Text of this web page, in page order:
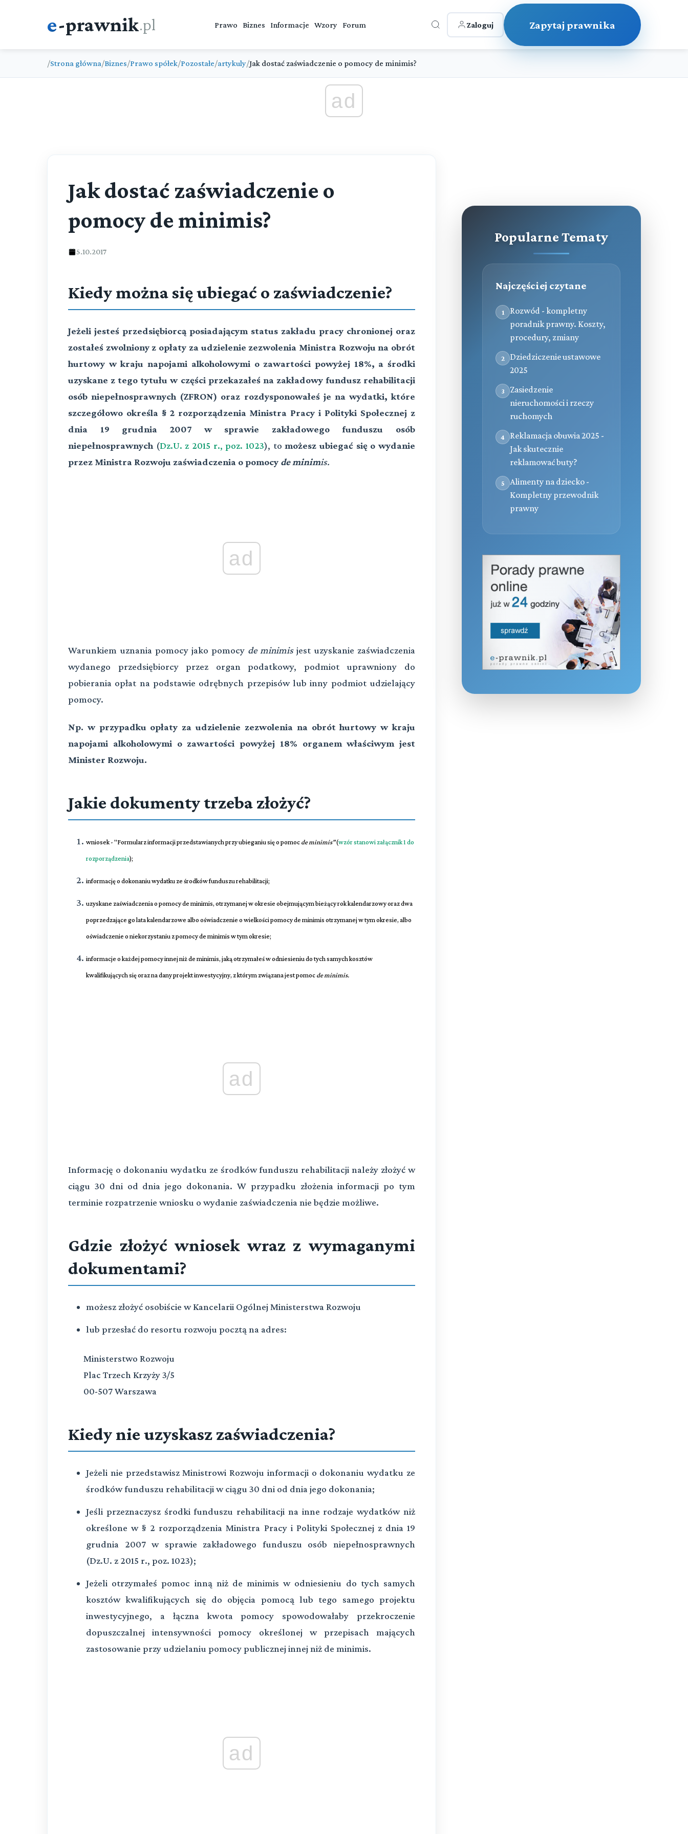
e-prawnik.pl Prawo Biznes Informacje Wzory Forum Zaloguj Zapytaj prawnika
/Strona główna/Biznes/Prawo spółek/Pozostałe/artykuly/Jak dostać zaświadczenie o pomocy de minimis?
ad
Jak dostać zaświadczenie o
pomocy de minimis?
5.10.2017
Kiedy można się ubiegać o zaświadczenie?
Jeżeli jesteś przedsiębiorcą posiadającym status zakładu pracy chronionej oraz
zostałeś zwolniony z opłaty za udzielenie zezwolenia Ministra Rozwoju na obrót
hurtowy w kraju napojami alkoholowymi o zawartości powyżej 18%, a środki
uzyskane z tego tytułu w części przekazałeś na zakładowy fundusz rehabilitacji
osób niepełnosprawnych (ZFRON) oraz rozdysponowałeś je na wydatki, które
szczegółowo określa § 2 rozporządzenia Ministra Pracy i Polityki Społecznej z
dnia 19 grudnia 2007 w sprawie zakładowego funduszu osób
niepełnosprawnych (Dz.U. z 2015 r., poz. 1023), tomożesz ubiegać się o wydanie
przez Ministra Rozwoju zaświadczenia o pomocy de minimis.
ad
Warunkiem uznania pomocy jako pomocy de minimis jest uzyskanie zaświadczenia
wydanego przedsiębiorcy przez organ podatkowy, podmiot uprawniony do
pobierania opłat na podstawie odrębnych przepisów lub inny podmiot udzielający
pomocy.
Np. w przypadku opłaty za udzielenie zezwolenia na obrót hurtowy w kraju
napojami alkoholowymi o zawartości powyżej 18% organem właściwym jest
Minister Rozwoju.
Jakie dokumenty trzeba złożyć?
wniosek - "Formularz informacji przedstawianych przy ubieganiu się o pomoc de minimis"(wzór stanowi załącznik 1 do
rozporządzenia);
informację o dokonaniu wydatku ze środków funduszu rehabilitacji;
uzyskane zaświadczenia o pomocy de minimis, otrzymanej w okresie obejmującym bieżący rok kalendarzowy oraz dwa
poprzedzające go lata kalendarzowe albo oświadczenie o wielkości pomocy de minimis otrzymanej w tym okresie, albo
oświadczenie o niekorzystaniu z pomocy de minimis w tym okresie;
informacje o każdej pomocy innej niż de minimis, jaką otrzymałeś w odniesieniu do tych samych kosztów
kwalifikujących się oraz na dany projekt inwestycyjny, z którym związana jest pomoc de minimis.
ad
Informację o dokonaniu wydatku ze środków funduszu rehabilitacji należy złożyć w
ciągu 30 dni od dnia jego dokonania. W przypadku złożenia informacji po tym
terminie rozpatrzenie wniosku o wydanie zaświadczenia nie będzie możliwe.
Gdzie złożyć wniosek wraz z wymaganymi
dokumentami?
możesz złożyć osobiście w Kancelarii Ogólnej Ministerstwa Rozwoju
lub przesłać do resortu rozwoju pocztą na adres:
Ministerstwo Rozwoju
Plac Trzech Krzyży 3/5
00-507 Warszawa
Kiedy nie uzyskasz zaświadczenia?
Jeżeli nie przedstawisz Ministrowi Rozwoju informacji o dokonaniu wydatku ze
środków funduszu rehabilitacji w ciągu 30 dni od dnia jego dokonania;
Jeśli przeznaczysz środki funduszu rehabilitacji na inne rodzaje wydatków niż
określone w § 2 rozporządzenia Ministra Pracy i Polityki Społecznej z dnia 19
grudnia 2007 w sprawie zakładowego funduszu osób niepełnosprawnych
(Dz.U. z 2015 r., poz. 1023);
Jeżeli otrzymałeś pomoc inną niż de minimis w odniesieniu do tych samych
kosztów kwalifikujących się do objęcia pomocą lub tego samego projektu
inwestycyjnego, a łączna kwota pomocy spowodowałaby przekroczenie
dopuszczalnej intensywności pomocy określonej w przepisach mających
zastosowanie przy udzielaniu pomocy publicznej innej niż de minimis.
ad
Popularne Tematy
Najczęściej czytane
1
Rozwód - kompletny
poradnik prawny. Koszty,
procedury, zmiany
2
Dziedziczenie ustawowe
2025
3
Zasiedzenie
nieruchomości i rzeczy
ruchomych
4
Reklamacja obuwia 2025 -
Jak skutecznie
reklamować buty?
5
Alimenty na dziecko -
Kompletny przewodnik
prawny